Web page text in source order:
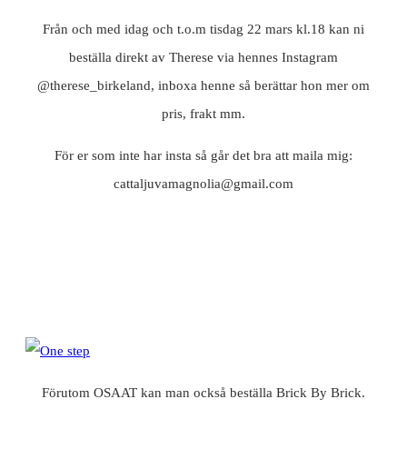
Från och med idag och t.o.m tisdag 22 mars kl.18 kan ni
beställa direkt av Therese via hennes Instagram
@therese_birkeland, inboxa henne så berättar hon mer om
pris, frakt mm.
För er som inte har insta så går det bra att maila mig:
cattaljuvamagnolia@gmail.com
Förutom OSAAT kan man också beställa Brick By Brick.